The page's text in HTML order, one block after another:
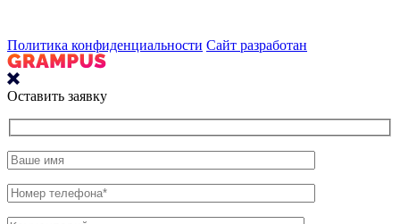
Политика конфиденциальности Сайт разработан
Оставить заявку